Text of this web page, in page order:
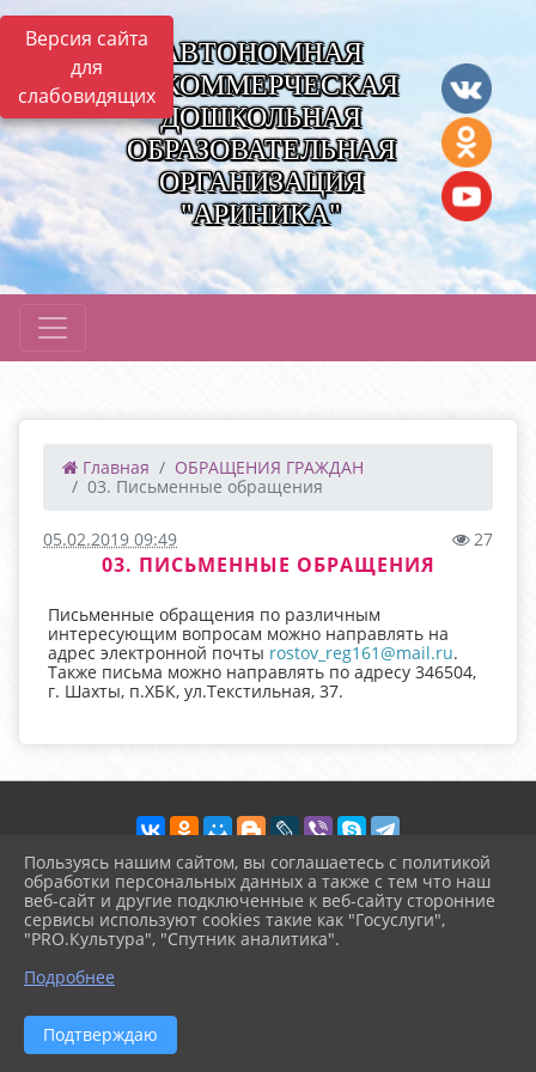
Версия сайта
для
слабовидящих
АВТОНОМНАЯ
НЕКОММЕРЧЕСКАЯ
ДОШКОЛЬНАЯ
ОБРАЗОВАТЕЛЬНАЯ
ОРГАНИЗАЦИЯ
"АРИНИКА"
Главная
ОБРАЩЕНИЯ ГРАЖДАН
03. Письменные обращения
05.02.2019 09:49 27
03. ПИСЬМЕННЫЕ ОБРАЩЕНИЯ
Письменные обращения по различным
интересующим вопросам можно направлять на
адрес электронной почты rostov_reg161@mail.ru.
Также письма можно направлять по адресу 346504,
г. Шахты, п.ХБК, ул.Текстильная, 37.
2026 г. arinika.ru
Вход
Карта сайта
Политика обработки персональных данных
Сделано на KubCMS
Разработка и поддержка
Пользуясь нашим сайтом, вы соглашаетесь с политикой
обработки персональных данных а также с тем что наш
веб-сайт и другие подключенные к веб-сайту сторонние
сервисы используют cookies такие как "Госуслуги",
"PRO.Культура", "Спутник аналитика".
Подробнее
Подтверждаю